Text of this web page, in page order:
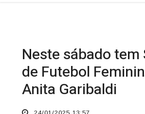
Neste sábado tem
de Futebol
Anita Garibaldi